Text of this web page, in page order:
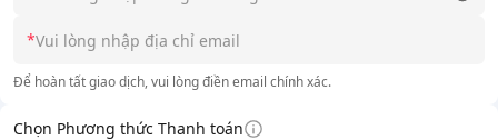
*
Để hoàn tất giao dịch, vui lòng điền email chính xác.
Chọn Phương thức Thanh toán